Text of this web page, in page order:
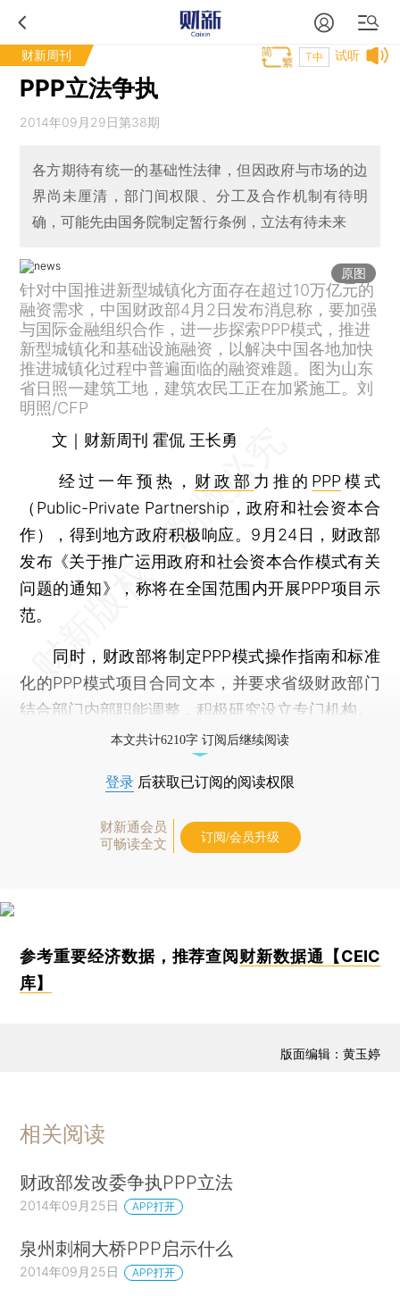
财新周刊 试听
T中
PPP立法争执
2014年09月29日第38期
各方期待有统一的基础性法律，但因政府与市场的边
界尚未厘清，部门间权限、分工及合作机制有待明
确，可能先由国务院制定暂行条例，立法有待未来
原图
针对中国推进新型城镇化方面存在超过10万亿元的
融资需求，中国财政部4月2日发布消息称，要加强
与国际金融组织合作，进一步探索PPP模式，推进
新型城镇化和基础设施融资，以解决中国各地加快
推进城镇化过程中普遍面临的融资难题。图为山东
省日照一建筑工地，建筑农民工正在加紧施工。刘
明照/CFP
文｜财新周刊 霍侃 王长勇
经过一年预热， 财政部 力推的 PPP 模式
（Public-Private Partnership，政府和社会资本合
作），得到地方政府积极响应。9月24日，财政部
发布《关于推广运用政府和社会资本合作模式有关
问题的通知》，称将在全国范围内开展PPP项目示
范。
同时，财政部将制定PPP模式操作指南和标准
化的PPP模式项目合同文本，并要求省级财政部门
结合部门内部职能调整，积极研究设立专门机构。
本文共计6210字 订阅后继续阅读
登录 后获取已订阅的阅读权限
财新通会员
可畅读全文
订阅/会员升级
参考重要经济数据，推荐查阅 财新数据通【CEIC
库】
版面编辑：黄玉婷
相关阅读
财政部发改委争执PPP立法
2014年09月25日 APP打开
泉州刺桐大桥PPP启示什么
2014年09月25日 APP打开